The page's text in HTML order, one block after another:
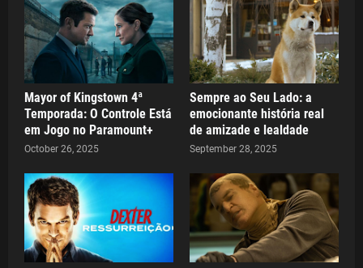
Mayor of Kingstown 4ª
Temporada: O Controle Está
em Jogo no Paramount+
October 26, 2025
Sempre ao Seu Lado: a
emocionante história real
de amizade e lealdade
September 28, 2025